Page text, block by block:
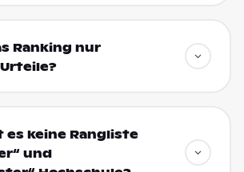
Ranking nur
es keine Rangliste
und